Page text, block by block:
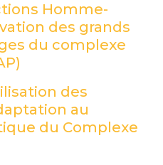
Homme-
des grands
du complexe
des
au
du Complexe